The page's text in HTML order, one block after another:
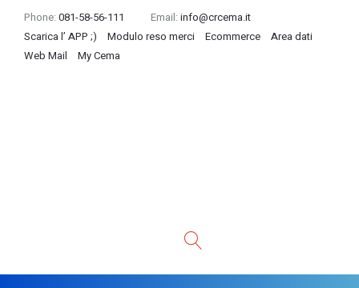
Phone: 081-58-56-111 Email: info@crcema.it
Scarica l’ APP ;)
Modulo reso merci Ecommerce
Area dati
Web Mail
My Cema